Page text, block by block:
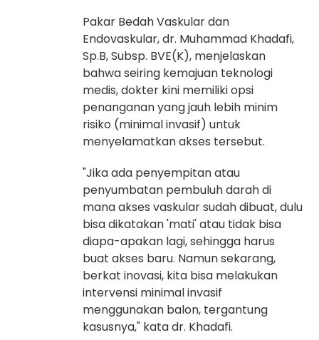
Pakar Bedah Vaskular dan
Endovaskular, dr. Muhammad Khadafi,
Sp.B, Subsp. BVE(K), menjelaskan
bahwa seiring kemajuan teknologi
medis, dokter kini memiliki opsi
penanganan yang jauh lebih minim
risiko (minimal invasif) untuk
menyelamatkan akses tersebut.
"Jika ada penyempitan atau
penyumbatan pembuluh darah di
mana akses vaskular sudah dibuat, dulu
bisa dikatakan 'mati' atau tidak bisa
diapa-apakan lagi, sehingga harus
buat akses baru. Namun sekarang,
berkat inovasi, kita bisa melakukan
intervensi minimal invasif
menggunakan balon, tergantung
kasusnya," kata dr. Khadafi.